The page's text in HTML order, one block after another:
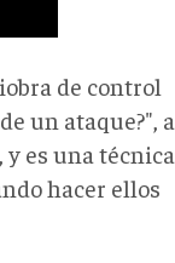
de control
un ataque?", a
es una técnica
hacer ellos